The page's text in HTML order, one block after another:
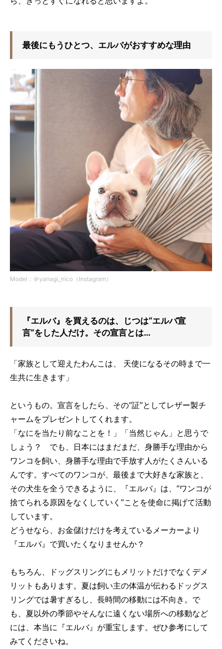
最後にもうひとつ、エルバがおすすめな理由
Model：＠yanagi_nico（Instagram）
『エルバ』を買えるのは、じつは“エルバ宣
言”をした人だけ。その宣言とは…
「家族として迎えたわんこは、 天使になるその時まで一
生共に生きます」
というもの。宣言をしたら、その“証”としてレザー製チ
ャームをプレゼントしてくれます。
「なにを当たり前なことを！」「当然じゃん」と思うで
しょう？ でも、日本にはまだまだ、身勝手な理由から
ワンコを飼い、身勝手な理由で手放す人がたくさんいる
んです。すべてのワンコが、最後まで大好きな家族と、
その犬生を全うできるように、『エルバ』は、“ワンコが
捨てられる原因をなくしていく”ことを使命に掲げて活動
しています。
どうせなら、お金儲けだけを考えているメーカーより
『エルバ』で買いたくなりませんか？
もちろん、ドッグスリングにもメリットだけでなくデメ
リットもあります。夏は飼い主の体温が伝わるドッグス
リングでは暑すぎるし、長時間の移動には不向き。で
も、夏以外の季節やそんなに遠くない場所への移動など
には、本当に『エルバ』が重宝します。ぜひ参考にして
みてくださいね。